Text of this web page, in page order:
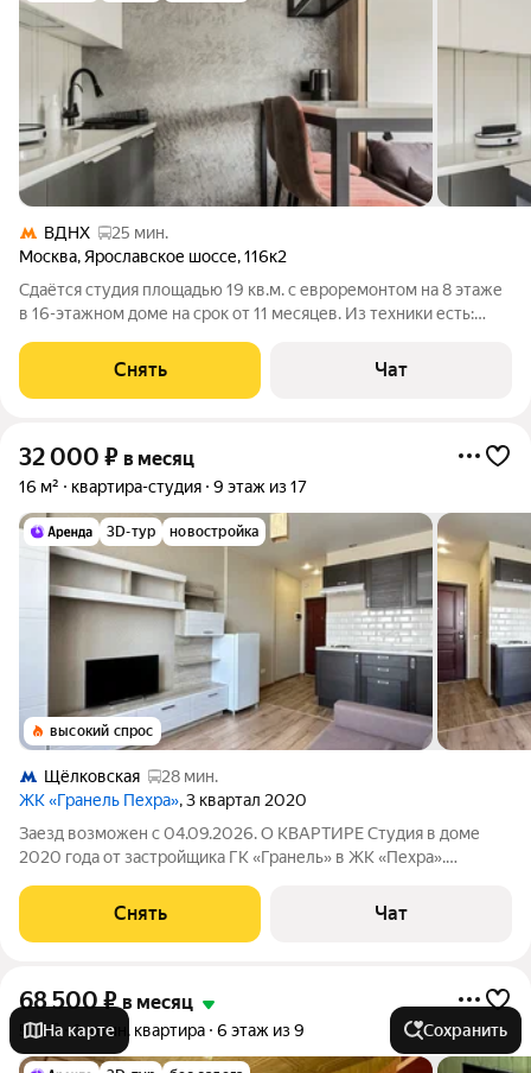
ВДНХ
25 мин.
Москва, Ярославское шоссе,116к2
Сдаётся студия площадью 19 кв.м. с евроремонтом на 8 этаже
в 16-этажном доме на срок от 11 месяцев. Из техники есть:
панельный, окна выходят во двор. Есть консьерж. В подъезде 1
лифт - 0 грузовых и
Снять Чат
32 000 ₽ в месяц
16 м² квартира-студия 9 этаж из 17
3D-тур новостройка
высокий спрос
Щёлковская
28 мин.
ЖК «Гранель Пехра», 3 квартал 2020
Заезд возможен с 04.09.2026. О КВАРТИРЕ Студия в доме
2020 года от застройщика ГК «Гранель» в ЖК «Пехра».
телевизор Мебель: кухонный гарнитур со встроенной
техникой, раскладной диван, гостиный
Снять Чат
68 500₽ в месяц
52 м² 2-комн. квартира 6 этаж из 9
На карте Сохранить